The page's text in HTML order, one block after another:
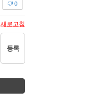
0
새로고침
등록